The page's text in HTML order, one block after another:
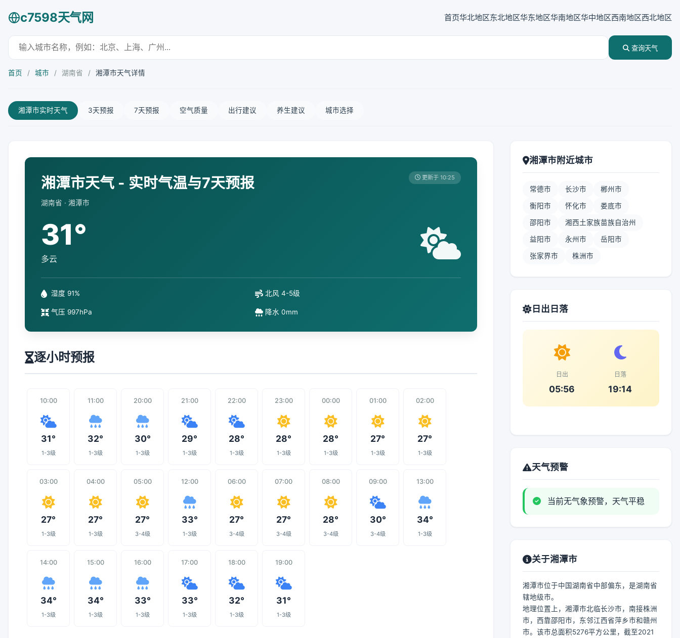
c7598天气网 首页华北地区东北地区华东地区华南地区华中地区西南地区西北地区
查询天气
首页 / 城市 / 湖南省 / 湘潭市天气详情
湘潭市实时天气 3天预报 7天预报 空气质量 出行建议 养生建议 城市选择
湘潭市天气 - 实时气温与7天预报
湖南省 · 湘潭市
更新于 10:25
31°
多云
湿度 91% 北风 4-5级
气压 997hPa 降水 0mm
逐小时预报
10:00
31°
1-3级
11:00
32°
1-3级
20:00
30°
1-3级
21:00
29°
1-3级
22:00
28°
1-3级
23:00
28°
1-3级
00:00
28°
1-3级
01:00
27°
1-3级
02:00
27°
1-3级
03:00
27°
1-3级
04:00
27°
1-3级
05:00
27°
3-4级
12:00
33°
1-3级
06:00
27°
3-4级
07:00
27°
3-4级
08:00
28°
3-4级
09:00
30°
3-4级
13:00
34°
1-3级
14:00
34°
1-3级
15:00
34°
1-3级
16:00
33°
1-3级
17:00
33°
1-3级
18:00
32°
1-3级
19:00
31°
1-3级
湘潭市附近城市
常德市 长沙市 郴州市
衡阳市 怀化市 娄底市
邵阳市 湘西土家族苗族自治州
益阳市 永州市 岳阳市
张家界市 株洲市
日出日落
日出
05:56
日落
19:14
天气预警
当前无气象预警，天气平稳
关于湘潭市
湘潭市位于中国湖南省中部偏东，是湖南省
辖地级市。
地理位置上，湘潭市北临长沙市，南接株洲
市，西靠邵阳市，东邻江西省萍乡市和赣州
市。该市总面积5276平方公里，截至2021